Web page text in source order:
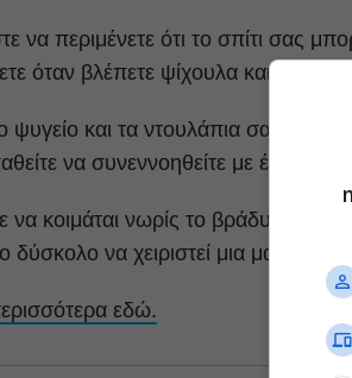
να περιμένετε ότι το σπίτι σας
όταν βλέπετε ψίχουλα και
ψυγείο και τα ντουλάπια σας με
να συνεννοηθείτε με ένα αγόρι
να κοιμάται νωρίς το βράδυ –
δύσκολο να χειριστεί μια μαμά
εδώ.